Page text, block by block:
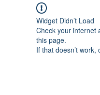
Widget Didn’t Load
Check your internet
this page.
If that doesn’t work,